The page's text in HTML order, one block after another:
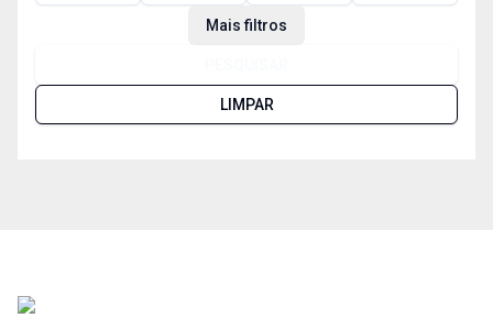
Mais filtros
LIMPAR